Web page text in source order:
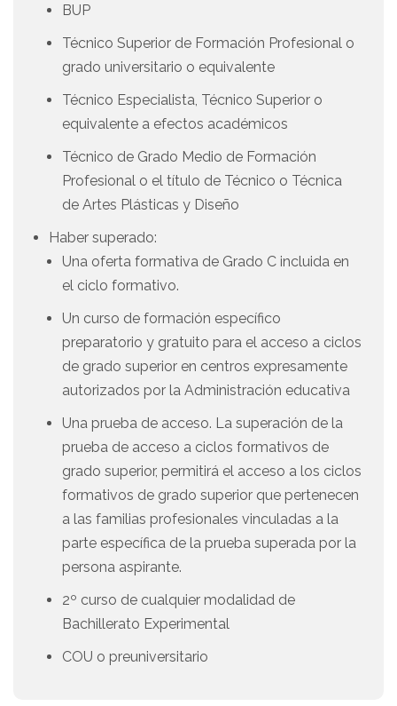
BUP
Técnico Superior de Formación Profesional o
grado universitario o equivalente
Técnico Especialista, Técnico Superior o
equivalente a efectos académicos
Técnico de Grado Medio de Formación
Profesional o el título de Técnico o Técnica
de Artes Plásticas y Diseño
Haber superado:
Una oferta formativa de Grado C incluida en
el ciclo formativo.
Un curso de formación específico
preparatorio y gratuito para el acceso a ciclos
de grado superior en centros expresamente
autorizados por la Administración educativa
Una prueba de acceso. La superación de la
prueba de acceso a ciclos formativos de
grado superior, permitirá el acceso a los ciclos
formativos de grado superior que pertenecen
a las familias profesionales vinculadas a la
parte específica de la prueba superada por la
persona aspirante.
2º curso de cualquier modalidad de
Bachillerato Experimental
COU o preuniversitario